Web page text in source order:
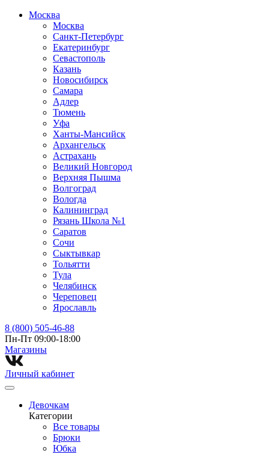
Москва
Москва
Санкт-Петербург
Екатеринбург
Севастополь
Казань
Новосибирск
Самара
Адлер
Тюмень
Уфа
Ханты-Мансийск
Архангельск
Астрахань
Великий Новгород
Верхняя Пышма
Волгоград
Вологда
Калининград
Рязань Школа №1
Саратов
Сочи
Сыктывкар
Тольятти
Тула
Челябинск
Череповец
Ярославль
8 (800) 505-46-88
Пн-Пт 09:00-18:00
Магазины⁠
Личный кабинет
Девочкам
Категории
Все товары
Брюки
Юбка